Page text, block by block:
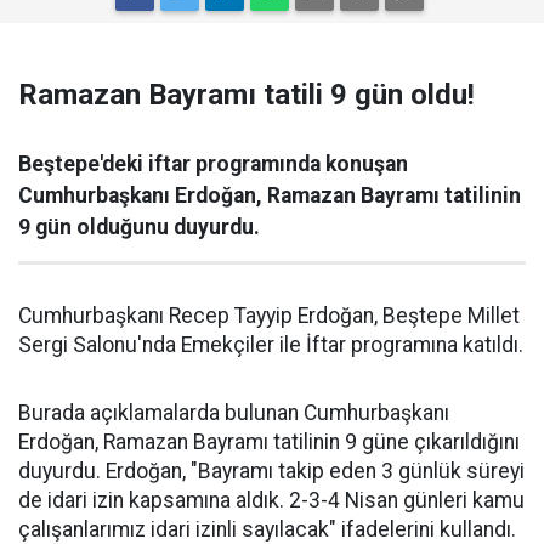
Ramazan Bayramı tatili 9 gün oldu!
Beştepe'deki iftar programında konuşan
Cumhurbaşkanı Erdoğan, Ramazan Bayramı tatilinin
9 gün olduğunu duyurdu.
Cumhurbaşkanı Recep Tayyip Erdoğan, Beştepe Millet
Sergi Salonu'nda Emekçiler ile İftar programına katıldı.
Burada açıklamalarda bulunan Cumhurbaşkanı
Erdoğan, Ramazan Bayramı tatilinin 9 güne çıkarıldığını
duyurdu. Erdoğan, "Bayramı takip eden 3 günlük süreyi
de idari izin kapsamına aldık. 2-3-4 Nisan günleri kamu
çalışanlarımız idari izinli sayılacak" ifadelerini kullandı.